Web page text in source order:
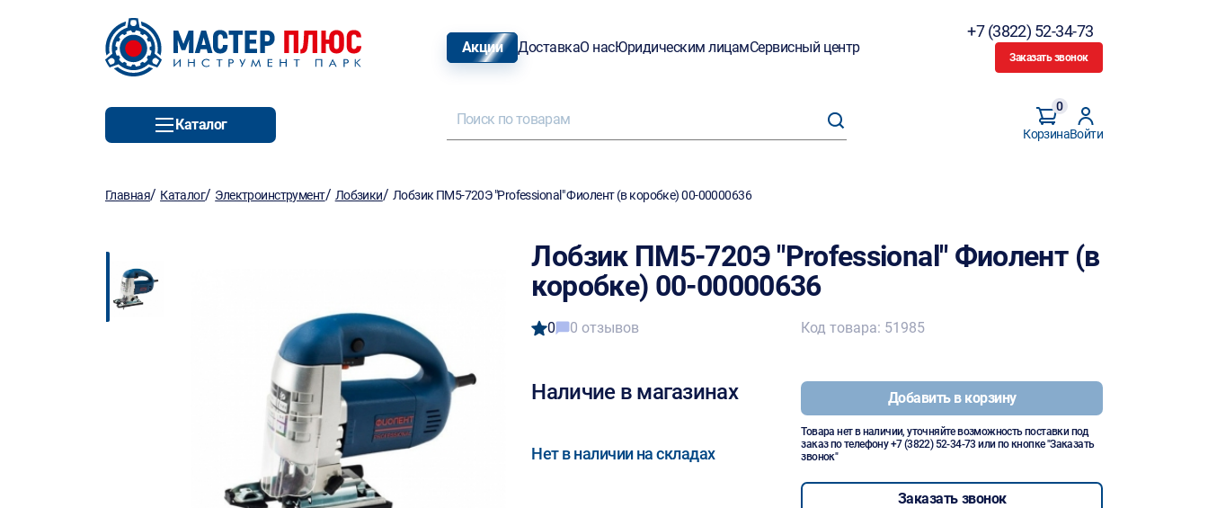
Акции ДоставкаО насЮридическим лицамСервисный центр
+7 (3822) 52-34-73
Заказать звонок
Каталог
Корзина
0
Войти
Главная/ Каталог/ Электроинструмент/ Лобзики/ Лобзик ПМ5-720Э "Professional" Фиолент (в коробке) 00-00000636
Лобзик ПМ5-720Э "Professional" Фиолент (в
коробке) 00-00000636
0 0 отзывов
Наличие в магазинах
Нет в наличии на складах
Код товара: 51985
Добавить в корзину
Товара нет в наличии, уточняйте возможность поставки под
заказ по телефону+7 (3822) 52-34-73 или по кнопке "Заказать
звонок"
Заказать звонок